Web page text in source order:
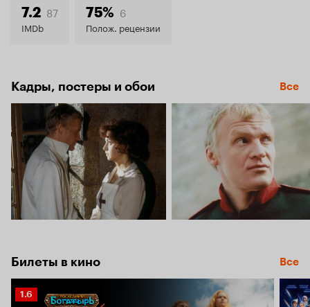
7.4
7.2 87
IMDb
75% 6
Полож. рецензии
Кадры, постеры и обои Все
Билеты в кино Все
Рейтинг
1.6